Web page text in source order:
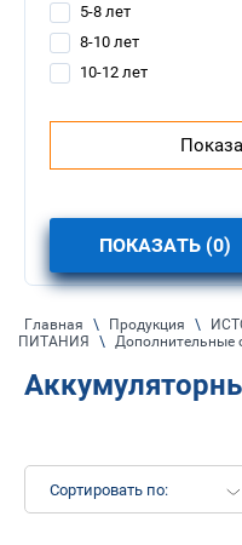
5-8 лет
8-10 лет
10-12 лет
ПОКАЗАТЬ (0)
Главная \ Продукция \
ПИТАНИЯ
\ Дополнительные
Сортировать по: